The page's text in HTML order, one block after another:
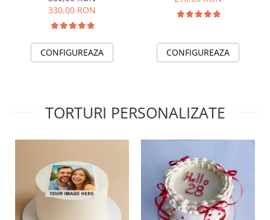
330,00 RON
CONFIGUREAZA CONFIGUREAZA
TORTURI PERSONALIZATE